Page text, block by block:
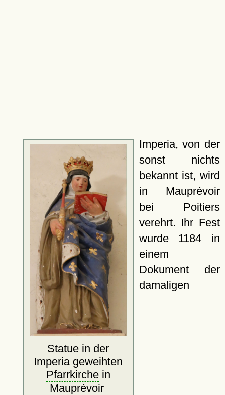
Statue in der
Imperia geweihten
Pfarrkirchein
Mauprévoir
Imperia, von der
sonst nichts
bekannt ist, wird
in Mauprévoir
bei Poitiers
verehrt. Ihr Fest
wurde 1184 in
einem
Dokument der
damaligen